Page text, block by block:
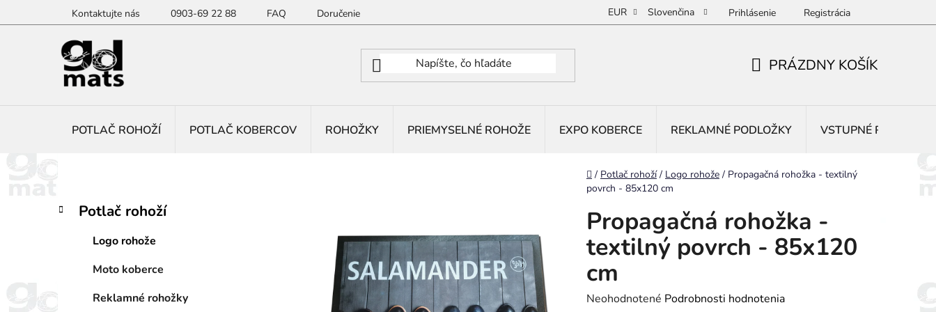
na
Kontaktujte nás 0903-69 22 88 FAQ Doručenie EUR Slovenčina Prihlásenie Registrácia
PRÁZDNY KOŠÍK
POTLAČ ROHOŽÍ POTLAČ KOBERCOV ROHOŽKY PRIEMYSELNÉ ROHOŽE EXPO KOBERCE REKLAMNÉ PODLOŽKY VSTUPNÉ ROHOŽE
Domov
/ Potlač rohoží / Logo rohože / Propagačná rohožka - textilný
povrch - 85x120 cm
BPreskočiť
kategórie
K
a
Potlač rohoží
Logo rohože
Moto koberce
Reklamné rohožky
Propagačná rohožka -
textilný povrch - 85x120
cm
Priemerné
Neohodnotené Podrobnosti hodnotenia